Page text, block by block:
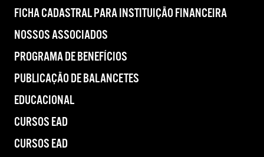
FICHA CADASTRAL PARA INSTITUIÇÃO FINANCEIRA
NOSSOS ASSOCIADOS
PROGRAMA DE BENEFÍCIOS
PUBLICAÇÃO DE BALANCETES
EDUCACIONAL
CURSOS EAD
CURSOS EAD